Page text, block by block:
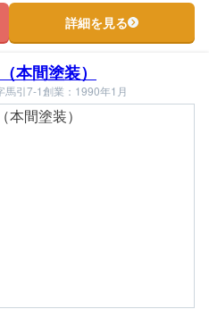
詳細を見る
本間塗装）
馬引7-1創業：1990年1月